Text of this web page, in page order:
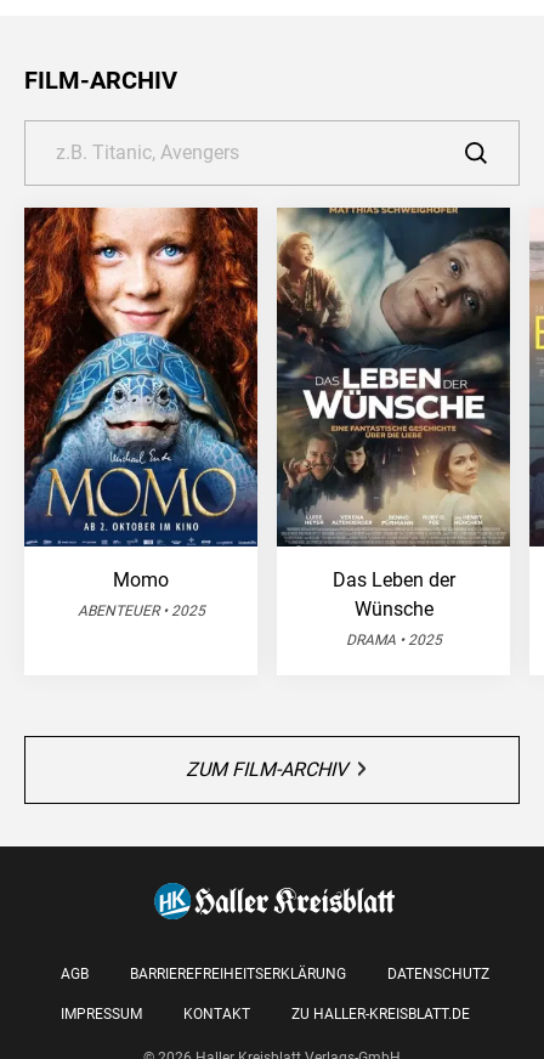
FILM-ARCHIV
Momo
ABENTEUER • 2025
Das Leben der
Wünsche
DRAMA • 2025
ZUM FILM-ARCHIV
AGB BARRIEREFREIHEITSERKLÄRUNG DATENSCHUTZ
IMPRESSUM KONTAKT ZU HALLER-KREISBLATT.DE